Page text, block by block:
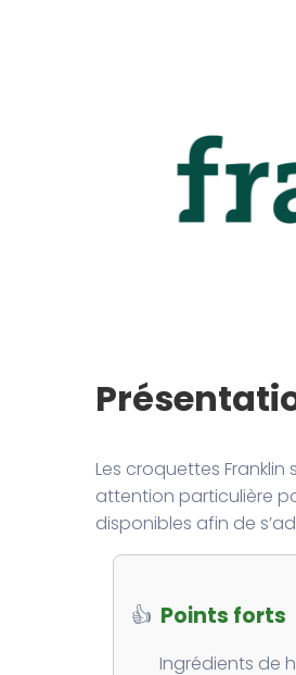
Les croquettes
attention particulière
disponibles afin de
👍 Points forts
Ingrédients de